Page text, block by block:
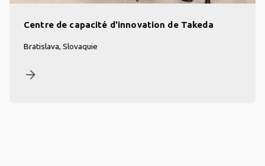
Centre de capacité d'innovation de Takeda
Bratislava, Slovaquie
arrow_forward